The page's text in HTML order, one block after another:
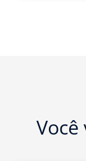
Você